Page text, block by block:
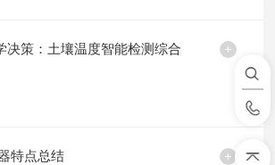
决策：土壤温度智能检测综合
特点总结